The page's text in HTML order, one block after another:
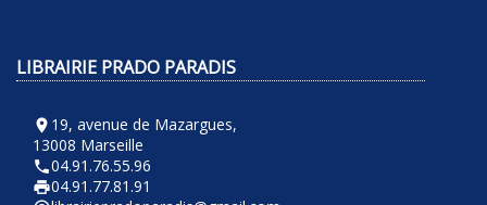
LIBRAIRIE PRADO PARADIS
room 19, avenue de Mazargues,
13008 Marseille
phone04.91.76.55.96
local_printshop04.91.77.81.91